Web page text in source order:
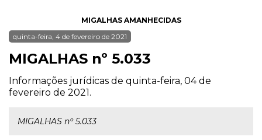
MIGALHAS AMANHECIDAS
quinta-feira, 4 de fevereiro de 2021
MIGALHAS nº 5.033
Informações jurídicas de quinta-feira, 04 de
fevereiro de 2021.
MIGALHAS nº 5.033